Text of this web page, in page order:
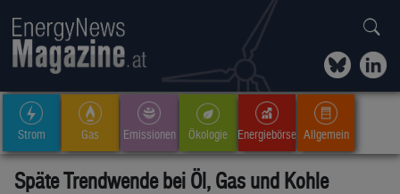
Strom Gas Emissionen Ökologie Energiebörse Allgemein
Späte Trendwende bei Öl, Gas und Kohle